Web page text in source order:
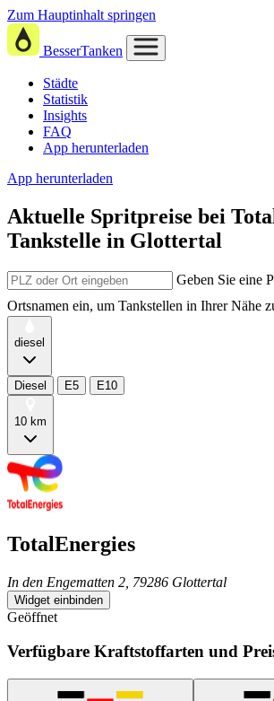
Zum Hauptinhalt springen
BesserTanken
Städte
Statistik
Insights
FAQ
App herunterladen
App herunterladen
Aktuelle Spritpreise bei
Tankstelle in Glottertal
Geben Sie eine
Ortsnamen ein, um Tankstellen in Ihrer Nähe
diesel
Diesel E5 E10
10 km
TotalEnergies
In den Engematten 2, 79286 Glottertal
Widget einbinden
Geöffnet
Verfügbare Kraftstoffarten und